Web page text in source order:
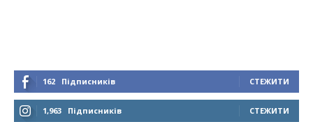
162 Підписників СТЕЖИТИ
1,963 Підписників СТЕЖИТИ